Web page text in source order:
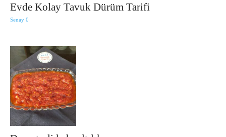
Evde Kolay Tavuk Dürüm Tarifi
Senay 0